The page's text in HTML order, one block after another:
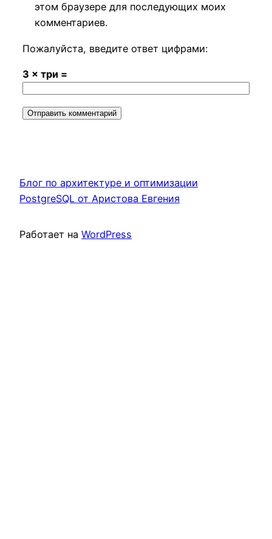
этом браузере для последующих моих
комментариев.
Пожалуйста, введите ответ цифрами:
3 × три =
Блог по архитектуре и оптимизации
PostgreSQL от Аристова Евгения
Работает на WordPress